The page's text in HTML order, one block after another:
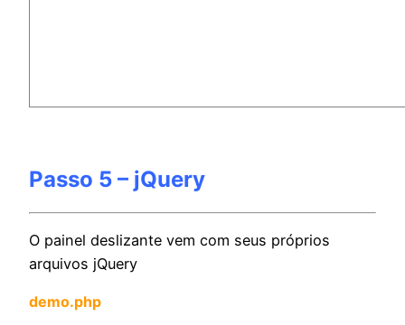
Passo 5 – jQuery
O painel deslizante vem com seus próprios
arquivos jQuery
demo.php